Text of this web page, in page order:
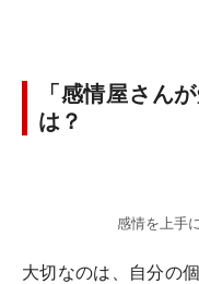
「感情屋さん
は？
感情を上手
大切なのは、自分の